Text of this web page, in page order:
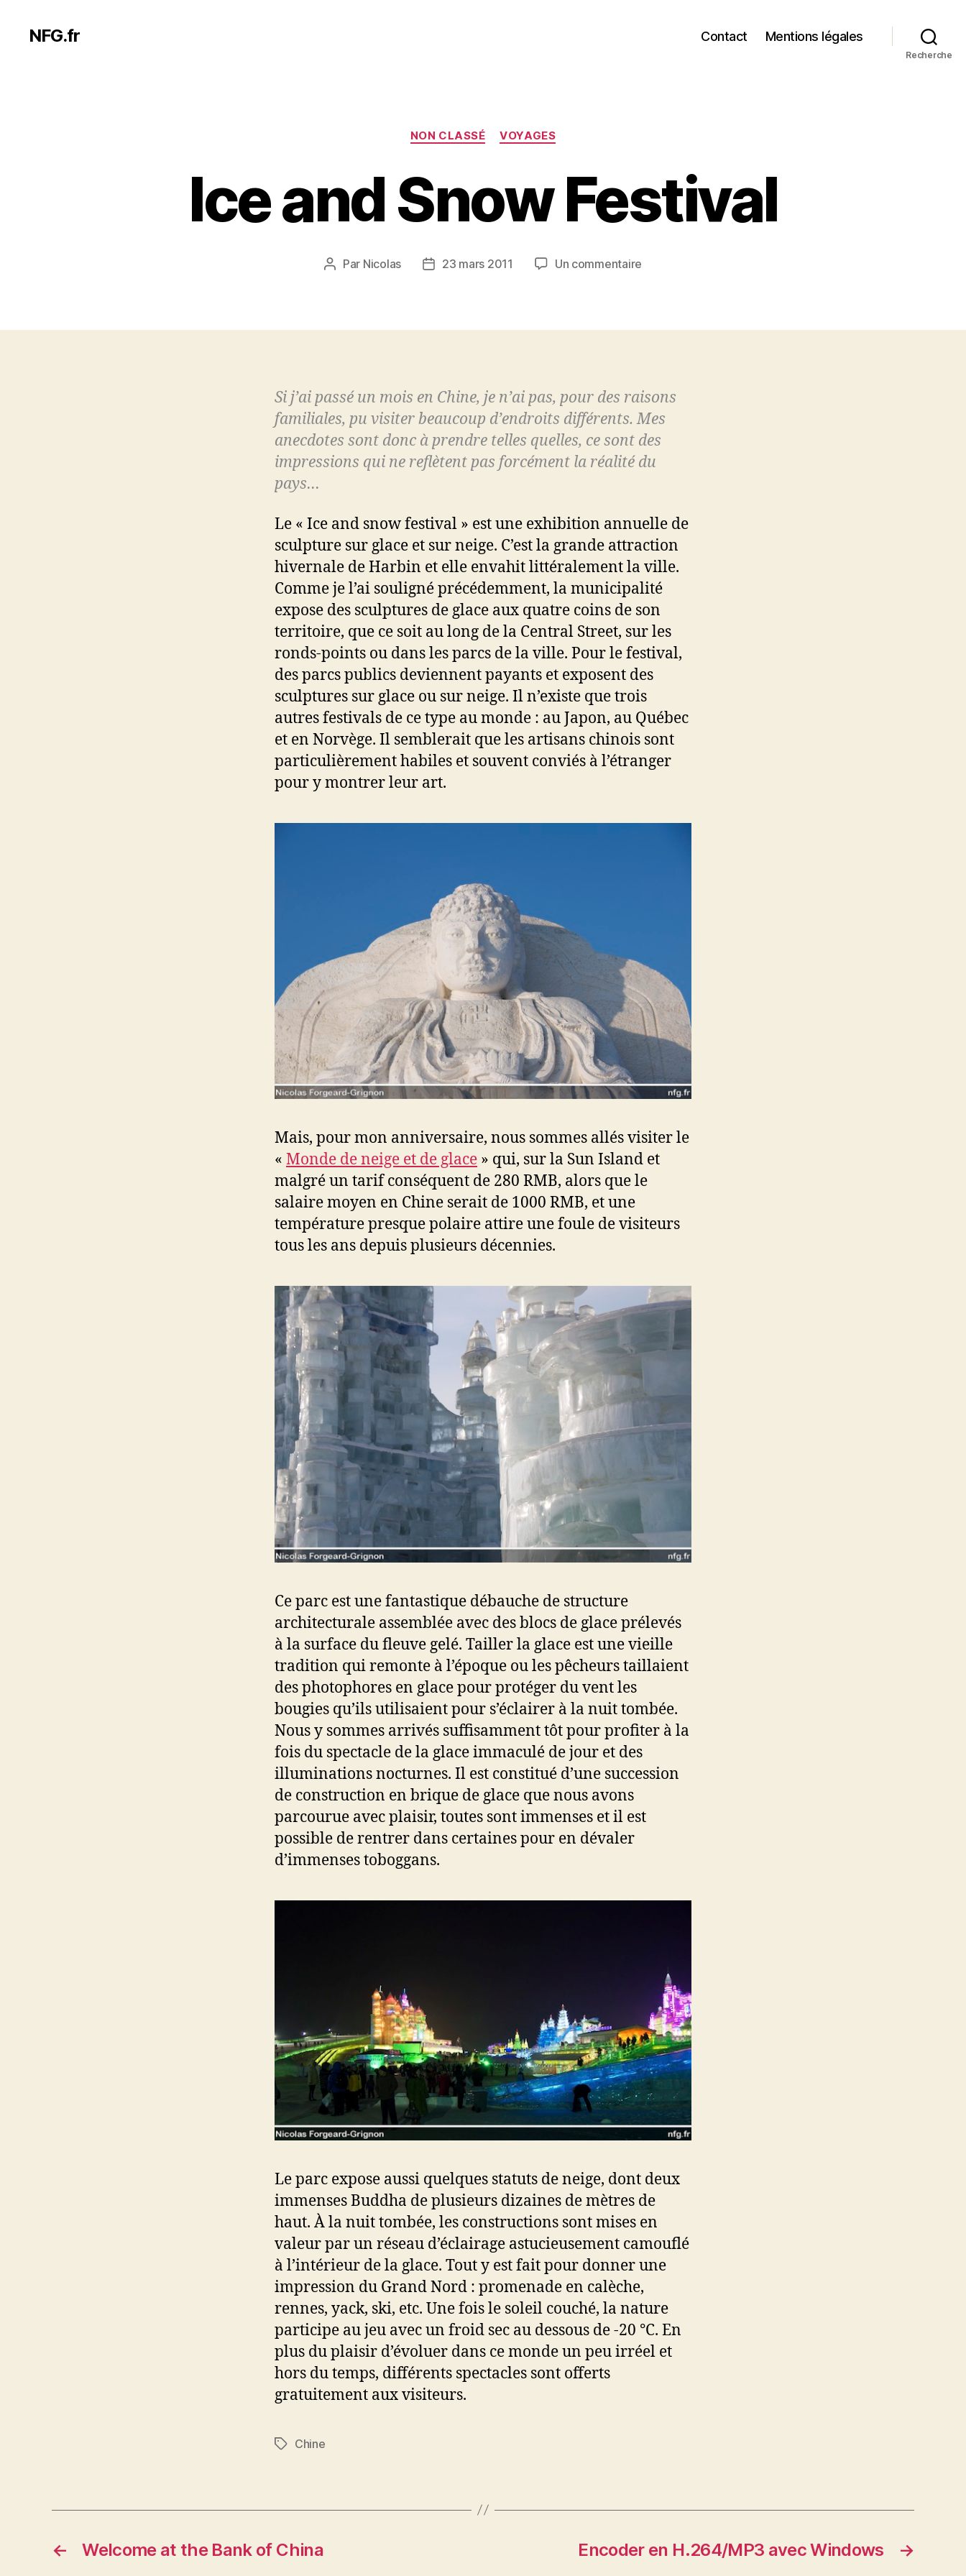
NFG.fr Contact Mentions légales
Recherche
Catégories
NON CLASSÉ VOYAGES
Ice and Snow Festival
Auteur
Par Nicolas
Date23 mars 2011 Un commentaire
Festival
Si j’ai passé un mois en Chine, je n’ai pas, pour des raisons
familiales, pu visiter beaucoup d’endroits différents. Mes
anecdotes sont donc à prendre telles quelles, ce sont des
impressions qui ne reflètent pas forcément la réalité du
pays…
Le « Ice and snow festival » est une exhibition annuelle de
sculpture sur glace et sur neige. C’est la grande attraction
hivernale de Harbin et elle envahit littéralement la ville.
Comme je l’ai souligné précédemment, la municipalité
expose des sculptures de glace aux quatre coins de son
territoire, que ce soit au long de la Central Street, sur les
ronds-points ou dans les parcs de la ville. Pour le festival,
des parcs publics deviennent payants et exposent des
sculptures sur glace ou sur neige. Il n’existe que trois
autres festivals de ce type au monde : au Japon, au Québec
et en Norvège. Il semblerait que les artisans chinois sont
particulièrement habiles et souvent conviés à l’étranger
pour y montrer leur art.
Mais, pour mon anniversaire, nous sommes allés visiter le
« Monde de neige et de glace » qui, sur la Sun Island et
malgré un tarif conséquent de 280 RMB, alors que le
salaire moyen en Chine serait de 1000 RMB, et une
température presque polaire attire une foule de visiteurs
tous les ans depuis plusieurs décennies.
Ce parc est une fantastique débauche de structure
architecturale assemblée avec des blocs de glace prélevés
à la surface du fleuve gelé. Tailler la glace est une vieille
tradition qui remonte à l’époque ou les pêcheurs taillaient
des photophores en glace pour protéger du vent les
bougies qu’ils utilisaient pour s’éclairer à la nuit tombée.
Nous y sommes arrivés suffisamment tôt pour profiter à la
fois du spectacle de la glace immaculé de jour et des
illuminations nocturnes. Il est constitué d’une succession
de construction en brique de glace que nous avons
parcourue avec plaisir, toutes sont immenses et il est
possible de rentrer dans certaines pour en dévaler
d’immenses toboggans.
Le parc expose aussi quelques statuts de neige, dont deux
immenses Buddha de plusieurs dizaines de mètres de
haut. À la nuit tombée, les constructions sont mises en
valeur par un réseau d’éclairage astucieusement camouflé
à l’intérieur de la glace. Tout y est fait pour donner une
impression du Grand Nord : promenade en calèche,
rennes, yack, ski, etc. Une fois le soleil couché, la nature
participe au jeu avec un froid sec au dessous de -20 °C. En
plus du plaisir d’évoluer dans ce monde un peu irréel et
hors du temps, différents spectacles sont offerts
gratuitement aux visiteurs.
Étiquettes
Chine
← Welcome at the Bank of China →
Encoder en H.264/MP3 avec Windows